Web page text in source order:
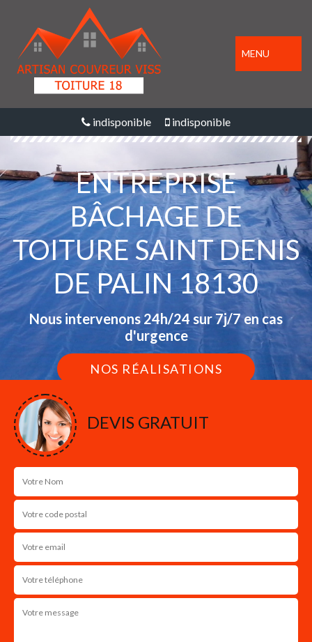
MENU
indisponible indisponible
ENTREPRISE
BÂCHAGE DE
TOITURE SAINT DENIS
DE PALIN 18130
Nous intervenons 24h/24 sur 7j/7 en cas
d'urgence
NOS RÉALISATIONS
DEVIS GRATUIT